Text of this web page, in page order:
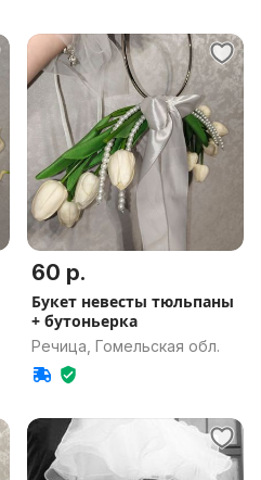
60 р.
Букет невесты тюльпаны
+ бутоньерка
Речица, Гомельская обл.